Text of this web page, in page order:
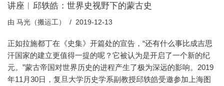
讲座︱邱轶皓：世界史视野下的蒙古史
由 马光（搬运工） 2019-12-13
正如拉施都丁在《史集》开篇处的宣告，“还有什么事比成吉思
汗国家的建立更值得一提的呢？它被认为是开启了一个新的纪
元。”蒙古帝国对世界历史的进程产生了极为深远的影响。2019
年11月30日，复旦大学历史学系副教授邱轶皓受邀参加上海图